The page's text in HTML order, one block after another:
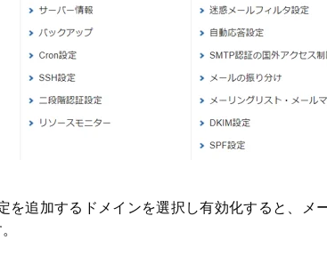
を追加するドメインを選択し有効化すると、